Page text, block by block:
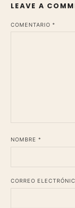
LEAVE A
COMENTARIO *
NOMBRE *
CORREO